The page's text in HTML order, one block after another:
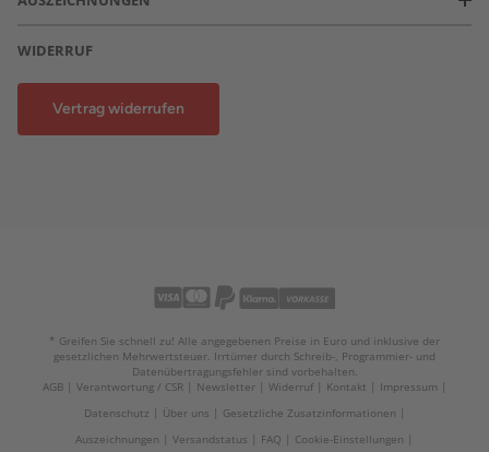
WIDERRUF
Vertrag widerrufen
* Greifen Sie schnell zu! Alle angegebenen Preise in Euro und inklusive der
gesetzlichen Mehrwertsteuer. Irrtümer durch Schreib-, Programmier- und
Datenübertragungsfehler sind vorbehalten.
AGB
Verantwortung / CSR Newsletter Widerruf Kontakt
Impressum
Datenschutz
Über uns
Gesetzliche Zusatzinformationen
Auszeichnungen
Versandstatus FAQ
Cookie-Einstellungen